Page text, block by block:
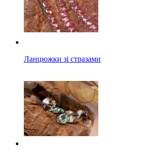
Ланцюжки зі стразами